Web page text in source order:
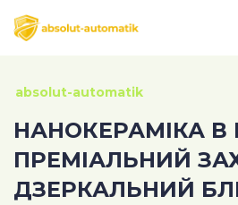
absolut-automatik
НАНОКЕРАМІКА В
ПРЕМІАЛЬНИЙ
ДЗЕРКАЛЬНИЙ